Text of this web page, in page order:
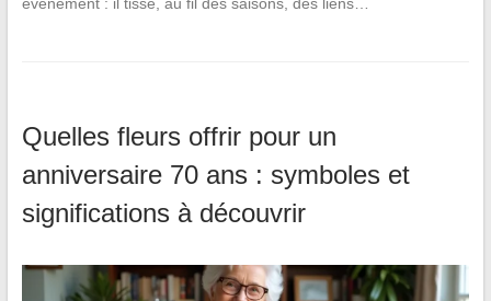
Quelles fleurs offrir pour un
anniversaire 70 ans : symboles et
significations à découvrir